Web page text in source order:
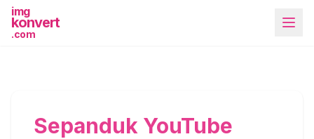
img
konvert
.com
Sepanduk YouTube